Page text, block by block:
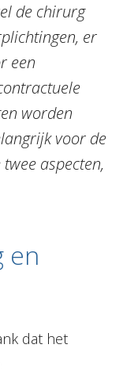
de chirurg
er
een
worden
voor de
aspecten,
en
dat het